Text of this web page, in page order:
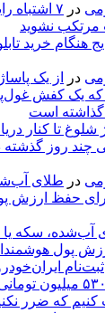
در
۷ اشتباه
مرتکب نشوید
هنگام خرید
در
از یک
که یک کفش
گذاشته است
شلوغ تا کنار
روز گذشته
در طلای
حفظ ارزش
آب‌شده، سکه
پول
افراد می‌توانند سود ا
کنیم که ضرر